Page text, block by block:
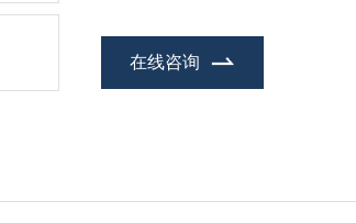
在线咨询